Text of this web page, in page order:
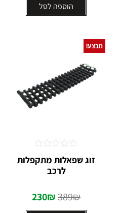
הוספה לסל
מבצע!
זוג שפאלות מתקפלות
לרכב
389₪
230₪
דורג
0